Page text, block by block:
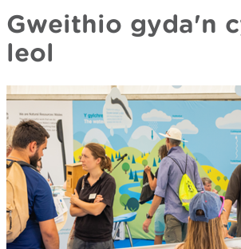
Gweithio gyda'n
leol